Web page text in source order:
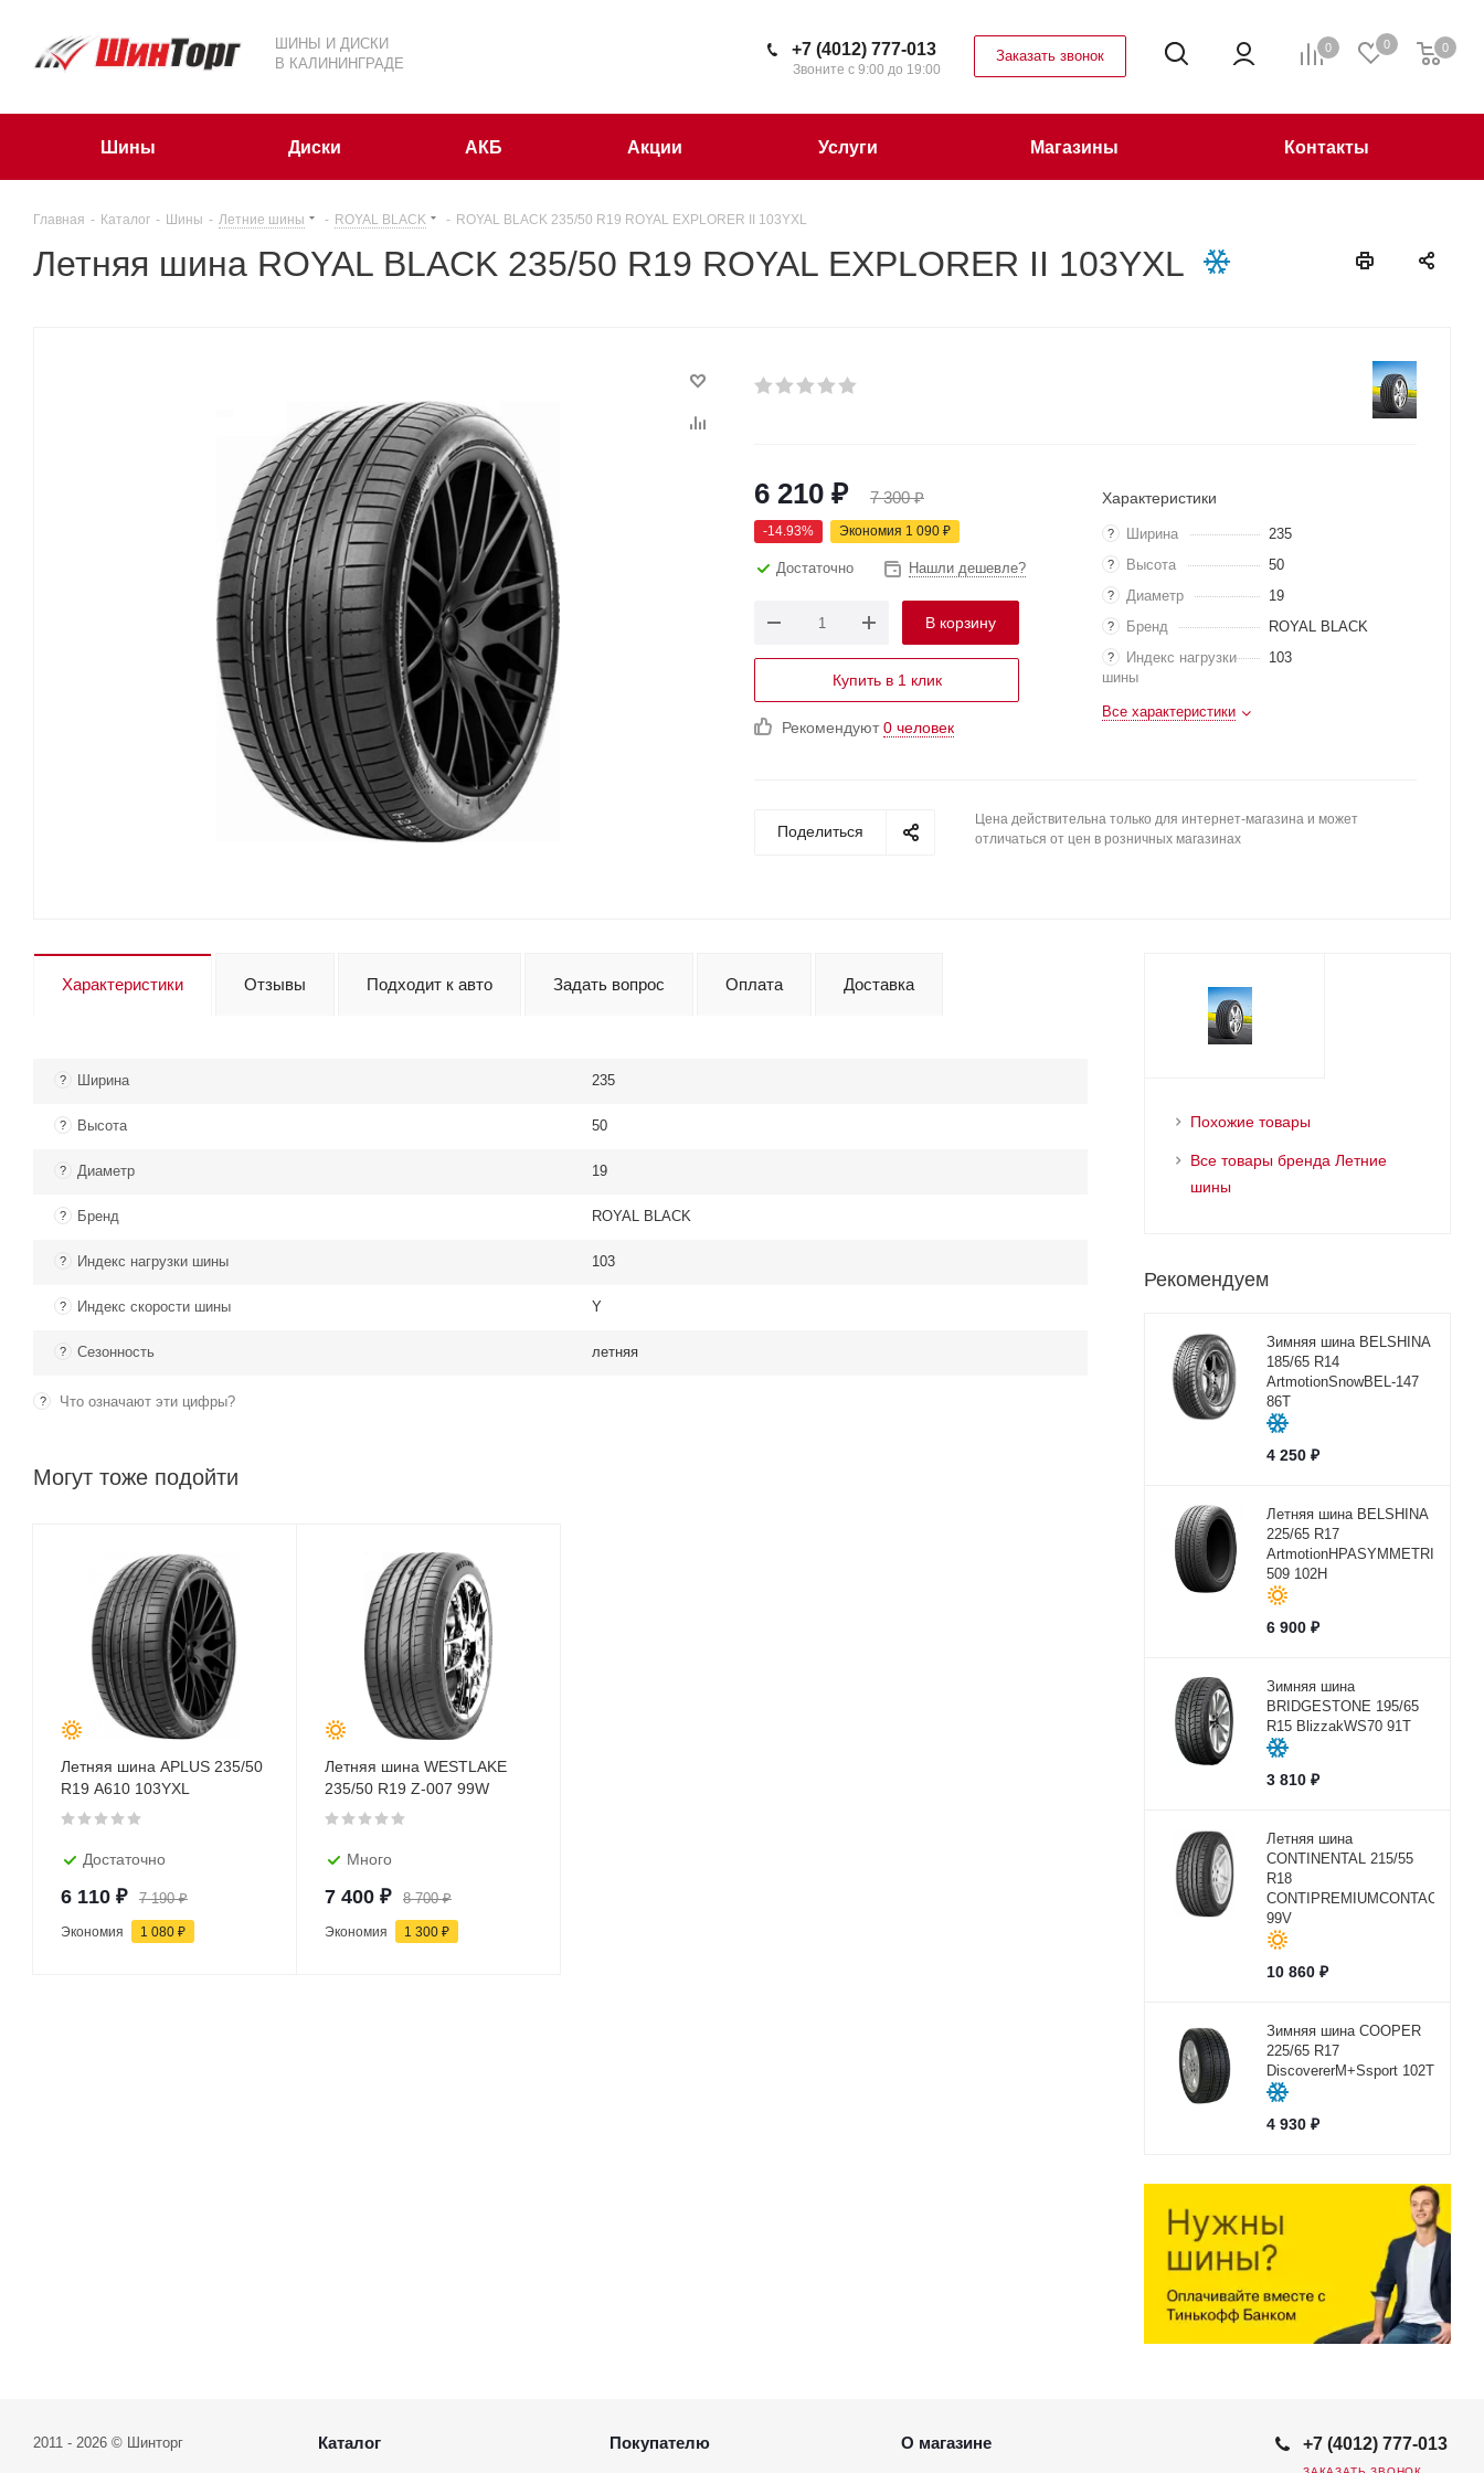
ШИНЫ И ДИСКИ
В КАЛИНИНГРАДЕ
0 0 0
+7 (4012) 777-013
Звоните с 9:00 до 19:00
Заказать звонок
Шины Диски АКБ Акции Услуги Магазины Контакты
Главная - Каталог - Шины - Летние шины - ROYAL BLACK - ROYAL BLACK 235/50 R19 ROYAL EXPLORER II 103YXL
Летняя шина ROYAL BLACK 235/50 R19 ROYAL EXPLORER II 103YXL
6 210 ₽ 7 300₽
-14.93% Экономия 1 090 ₽
Достаточно Нашли дешевле?
В корзину
Купить в 1 клик
Рекомендуют0 человек
Характеристики
? Ширина 235
? Высота 50
? Диаметр 19
? Бренд ROYAL BLACK
?
Индекс нагрузки
шины
103
Все характеристики
Поделиться
Цена действительна только для интернет-магазина и может
отличаться от цен в розничных магазинах
Характеристики Отзывы Подходит к авто Задать вопрос Оплата Доставка
? Ширина 235
? Высота 50
? Диаметр 19
? Бренд ROYAL BLACK
? Индекс нагрузки шины 103
? Индекс скорости шины Y
? Сезонность летняя
? Что означают эти цифры?
Могут тоже подойти
Летняя шина APLUS 235/50
R19 A610 103YXL
Достаточно
6 110 ₽ 7 190₽
Экономия 1 080 ₽
Летняя шина WESTLAKE
235/50 R19 Z-007 99W
Много
7 400 ₽ 8 700₽
Экономия 1 300 ₽
Похожие товары
Все товары бренда Летние
шины
Рекомендуем
Зимняя шина BELSHINA
185/65 R14
ArtmotionSnowBEL-147
86T
4 250₽
Летняя шина BELSHINA
225/65 R17
ArtmotionHPASYMMETRICBEL-
509 102H
6 900₽
Зимняя шина
BRIDGESTONE 195/65
R15 BlizzakWS70 91T
3 810₽
Летняя шина
CONTINENTAL 215/55
R18
CONTIPREMIUMCONTACT2
99V
10 860₽
Зимняя шина COOPER
225/65 R17
DiscovererM+Ssport 102Т
4 930₽
2011 - 2026 © Шинторг Каталог Покупателю О магазине +7 (4012) 777-013